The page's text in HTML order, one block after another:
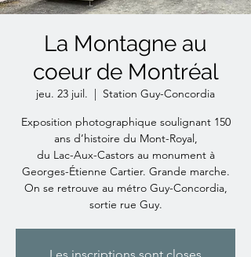
La Montagne au
coeur de Montréal
jeu. 23 juil.
  |
Station Guy-Concordia
Exposition photographique soulignant 150
ans d’histoire du Mont-Royal,
du Lac-Aux-Castors au monument à
Georges-Étienne Cartier. Grande marche.
On se retrouve au métro Guy-Concordia,
sortie rue Guy.